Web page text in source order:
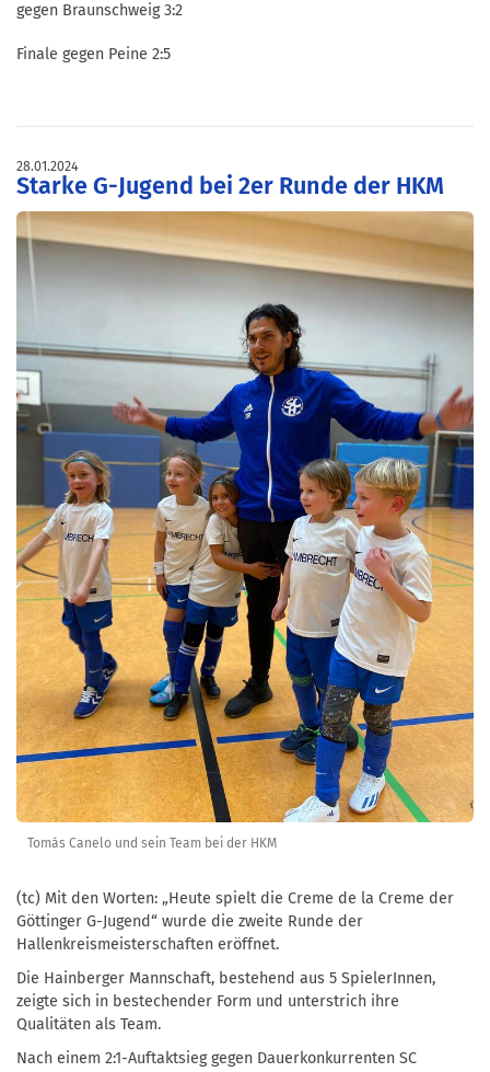
gegen Braunschweig 3:2
Finale gegen Peine 2:5
28.01.2024
Starke G-Jugend bei 2er Runde der HKM
Tomás Canelo und sein Team bei der HKM
(tc) Mit den Worten: „Heute spielt die Creme de la Creme der
Göttinger G-Jugend“ wurde die zweite Runde der
Hallenkreismeisterschaften eröffnet.
Die Hainberger Mannschaft, bestehend aus 5 SpielerInnen,
zeigte sich in bestechender Form und unterstrich ihre
Qualitäten als Team.
Nach einem 2:1-Auftaktsieg gegen Dauerkonkurrenten SC